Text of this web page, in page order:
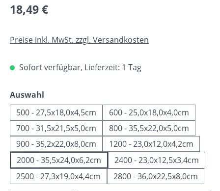
Regulärer Preis:
18,49 €
Preise inkl. MwSt. zzgl. Versandkosten
Sofort verfügbar, Lieferzeit: 1 Tag
Auswahl
500 - 27,5x18,0x4,5cm
600 - 25,0x18,0x4,0cm
700 - 31,5x21,5x5,0cm
800 - 35,5x22,0x5,0cm
900 - 35,2x22,0x8,0cm
1200 - 23,0x12,0x4,2cm
2000 - 35,5x24,0x6,2cm
2400 - 23,0x12,5x3,4cm
2500 - 27,3x19,0x4,4cm
2800 - 36,0x22,5x8,0cm